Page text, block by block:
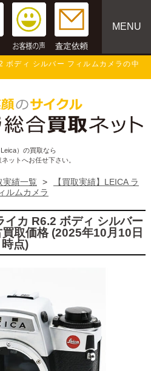
MENU
ボディ シルバー フィルムカメラの中
）の買取なら
ットへお任せ下さい。
実績一覧 >
【買取実績】LEICA ラ
ルムカメラ
イカ R6.2 ボディ シルバー
取価格 (2025年10月10日
時点)